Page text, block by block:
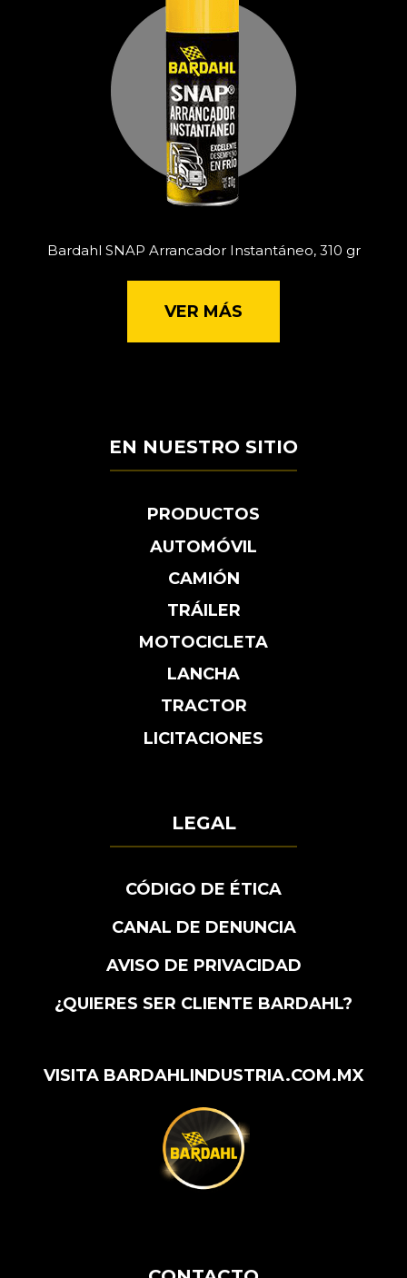
Bardahl SNAP Arrancador Instantáneo, 310 gr
VER MÁS
EN NUESTRO SITIO
PRODUCTOS
AUTOMÓVIL
CAMIÓN
TRÁILER
MOTOCICLETA
LANCHA
TRACTOR
LICITACIONES
LEGAL
CÓDIGO DE ÉTICA
CANAL DE DENUNCIA
AVISO DE PRIVACIDAD
¿QUIERES SER CLIENTE BARDAHL?
VISITA BARDAHLINDUSTRIA.COM.MX